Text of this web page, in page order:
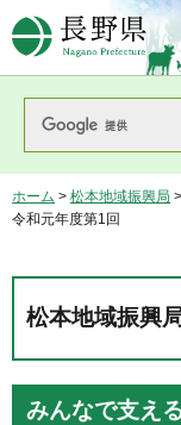
長
ホーム > 松本地域振興局 >
令和元年度第1回
松本地域振興
みんなで支え